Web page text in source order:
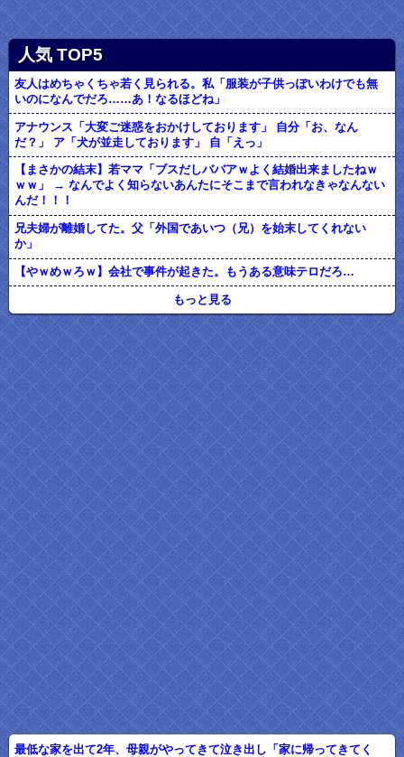
人気 TOP5
友人はめちゃくちゃ若く見られる。私「服装が子供っぽいわけでも無
いのになんでだろ……あ！なるほどね」
アナウンス「大変ご迷惑をおかけしております」 自分「お、なん
だ？」 ア「犬が並走しております」 自「えっ」
【まさかの結末】若ママ「ブスだしババアｗよく結婚出来ましたねｗ
ｗｗ」 → なんでよく知らないあんたにそこまで言われなきゃなんない
んだ！！！
兄夫婦が離婚してた。父「外国であいつ（兄）を始末してくれない
か」
【やｗめｗろｗ】会社で事件が起きた。もうある意味テロだろ…
もっと見る
最低な家を出て2年、母親がやってきて泣き出し「家に帰ってきてく